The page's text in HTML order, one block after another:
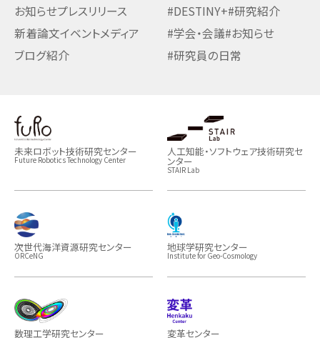
お知らせプレスリリース
新着論文イベントメディア
ブログ紹介
#DESTINY+#研究紹介
#学会・会議#お知らせ
#研究員の日常
未来ロボット技術研究センター
Future Robotics Technology Center
人工知能・ソフトウェア技術研究セ
ンター
STAIR Lab
次世代海洋資源研究センター
ORCeNG
地球学研究センター
Institute for Geo-Cosmology
数理工学研究センター 変革センター